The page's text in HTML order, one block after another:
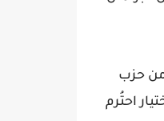
من حزب
احتُرم